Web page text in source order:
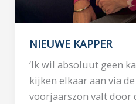
NIEUWE KAPPER
‘Ik wil absoluut geen
kijken elkaar aan via
voorjaarszon valt door